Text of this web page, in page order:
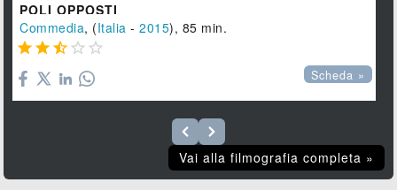
POLI OPPOSTI
Commedia, (Italia -2015), 85 min.
    
Scheda »
Vai alla filmografia completa »